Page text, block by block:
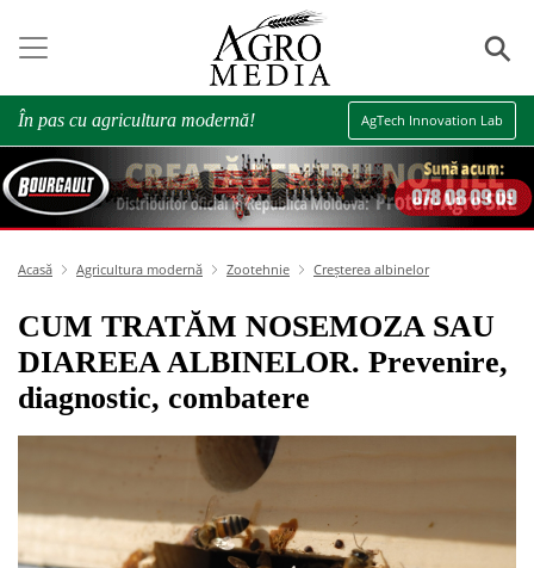
⚲
În pas cu agricultura modernă! AgTech Innovation Lab
Acasă Agricultura modernă Zootehnie Creșterea albinelor
CUM TRATĂM NOSEMOZA SAU
DIAREEA ALBINELOR. Prevenire,
diagnostic, combatere